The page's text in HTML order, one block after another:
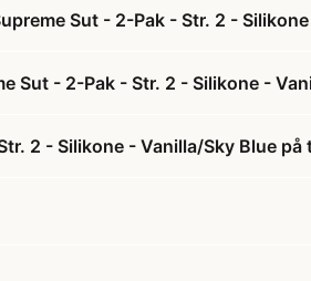
Sut - 2-Pak - Str. 2 -
Sut - 2-Pak - Str. 2 - Silikone -
2 - Silikone - Vanilla/Sky Blue på